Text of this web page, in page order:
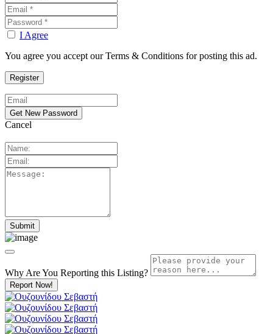
I Agree
You agree you accept our Terms & Conditions for posting this ad.
Cancel
Why Are You Reporting this Listing?
Report Now!